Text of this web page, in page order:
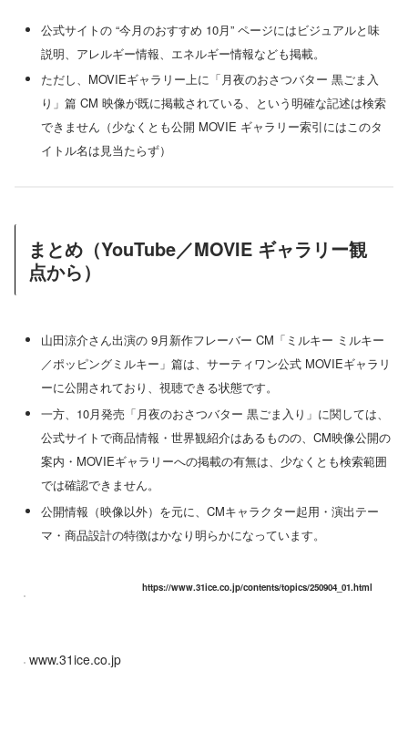
公式サイトの “今月のおすすめ 10月” ページにはビジュアルと味
説明、アレルギー情報、エネルギー情報なども掲載。
ただし、MOVIEギャラリー上に「月夜のおさつバター 黒ごま入
り」篇 CM 映像が既に掲載されている、という明確な記述は検索
できません（少なくとも公開 MOVIE ギャラリー索引にはこのタ
イトル名は見当たらず）
まとめ（YouTube／MOVIE ギャラリー観
点から）
山田涼介さん出演の 9月新作フレーバー CM「ミルキー ミルキー
／ポッピングミルキー」篇は、サーティワン公式 MOVIEギャラリ
ーに公開されており、視聴できる状態です。
一方、10月発売「月夜のおさつバター 黒ごま入り」に関しては、
公式サイトで商品情報・世界観紹介はあるものの、CM映像公開の
案内・MOVIEギャラリーへの掲載の有無は、少なくとも検索範囲
では確認できません。
公開情報（映像以外）を元に、CMキャラクター起用・演出テー
マ・商品設計の特徴はかなり明らかになっています。
https://www.31ice.co.jp/contents/topics/250904_01.html
www.31ice.co.jp